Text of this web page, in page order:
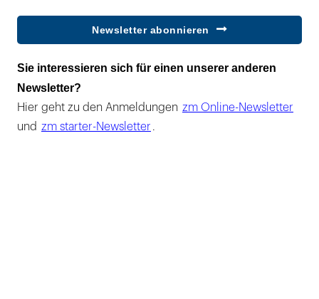
Newsletter abonnieren
Sie interessieren sich für einen unserer anderen
Newsletter?
Hier geht zu den Anmeldungen zm Online-Newsletter
und zm starter-Newsletter .